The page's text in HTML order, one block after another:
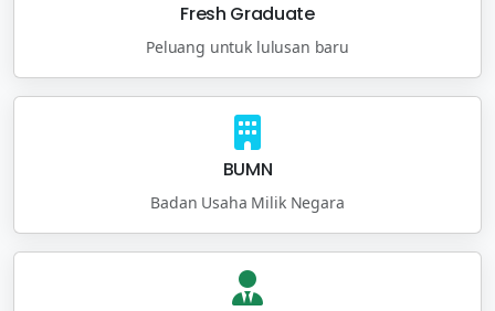
Fresh Graduate
Peluang untuk lulusan baru
BUMN
Badan Usaha Milik Negara